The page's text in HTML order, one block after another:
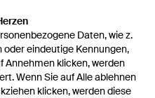
Daten, wie z.
eindeutige Kennungen,
Annehmen klicken, werden
Wenn Sie auf Alle ablehnen
klicken, werden diese